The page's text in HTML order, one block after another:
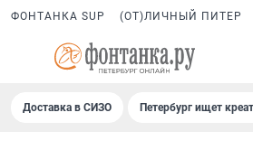
ФОНТАНКА SUP (ОТ)ЛИЧНЫЙ ПИТЕР
Доставка в СИЗО Петербург ищет